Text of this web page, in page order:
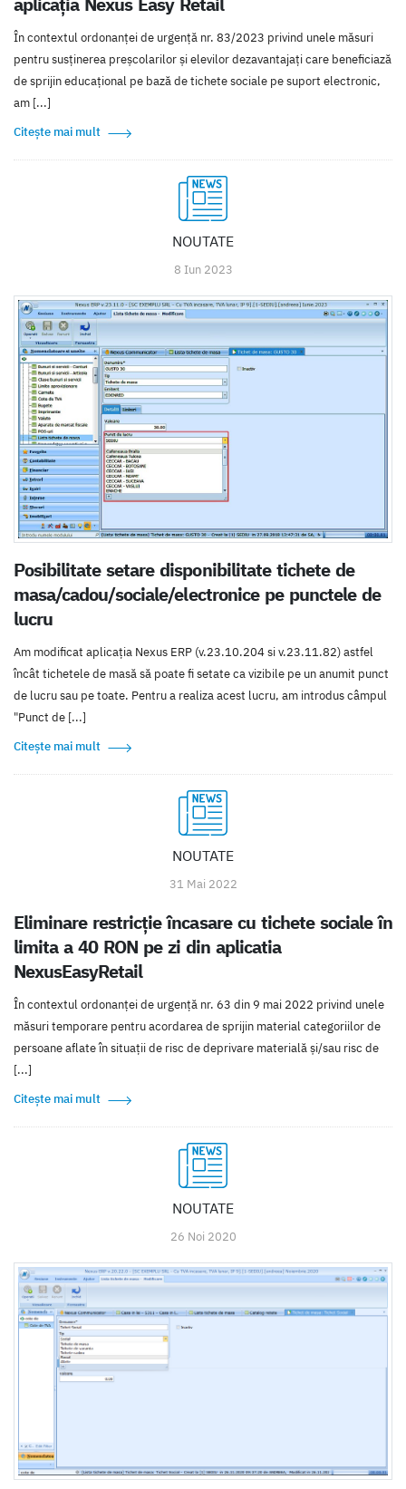
În contextul ordonanței de urgenţă nr. 83/2023 privind unele măsuri
pentru susţinerea preşcolarilor şi elevilor dezavantajaţi care beneficiază
de sprijin educaţional pe bază de tichete sociale pe suport electronic,
am [...]
Citește mai mult
NOUTATE
8 Iun 2023
Posibilitate setare disponibilitate tichete de
masa/cadou/sociale/electronice pe punctele de
lucru
Am modificat aplicația Nexus ERP (v.23.10.204 si v.23.11.82) astfel
încât tichetele de masă să poate fi setate ca vizibile pe un anumit punct
de lucru sau pe toate. Pentru a realiza acest lucru, am introdus câmpul
"Punct de [...]
Citește mai mult
NOUTATE
31 Mai 2022
Eliminare restricție încasare cu tichete sociale în
limita a 40 RON pe zi din aplicatia
NexusEasyRetail
În contextul ordonanței de urgență nr. 63 din 9 mai 2022 privind unele
măsuri temporare pentru acordarea de sprijin material categoriilor de
persoane aflate în situații de risc de deprivare materială și/sau risc de
[...]
Citește mai mult
NOUTATE
26 Noi 2020